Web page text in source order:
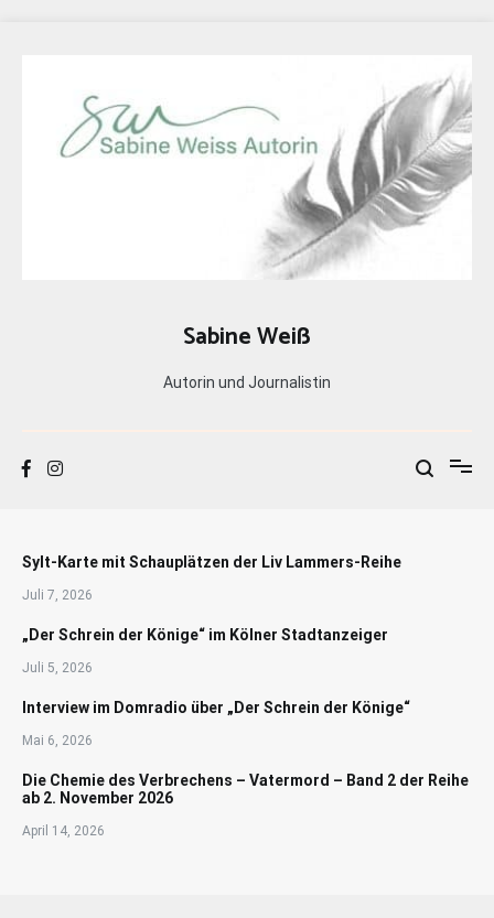
Sabine Weiß
Autorin und Journalistin
Sylt-Karte mit Schauplätzen der Liv Lammers-Reihe
Juli 7, 2026
„Der Schrein der Könige“ im Kölner Stadtanzeiger
Juli 5, 2026
Interview im Domradio über „Der Schrein der Könige“
Mai 6, 2026
Die Chemie des Verbrechens – Vatermord – Band 2 der Reihe
ab 2. November 2026
April 14, 2026